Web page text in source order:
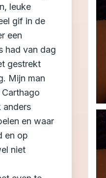
leuke
gif in de
een
had van dag
gestrekt
Mijn man
anders
en waar
en op
niet